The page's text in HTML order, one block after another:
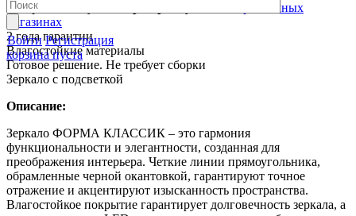
Войти Регистрация
корзина пуста
Товар можно купить
в наших розничных
магазинах
2 года гарантии
Влагостойкие материалы
Готовое решение. Не требует сборки
Зеркало с подсветкой
Описание:
Зеркало ФОРМА КЛАССИК – это гармония
функциональности и элегантности, созданная для
преображения интерьера. Четкие линии прямоугольника,
обрамленные черной окантовкой, гарантируют точное
отражение и акцентируют изысканность пространства.
Влагостойкое покрытие гарантирует долговечность зеркала, а